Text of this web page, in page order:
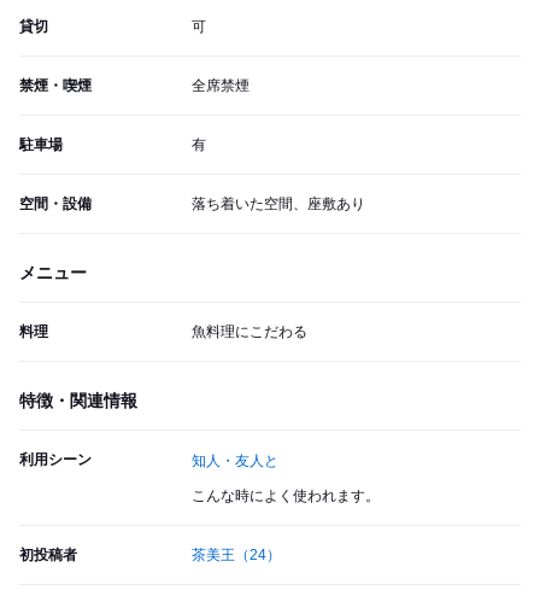
貸切 可
禁煙・喫煙 全席禁煙
駐車場 有
空間・設備 落ち着いた空間、座敷あり
メニュー
料理 魚料理にこだわる
特徴・関連情報
利用シーン 知人・友人と
こんな時によく使われます。
初投稿者 茶美王 （24）